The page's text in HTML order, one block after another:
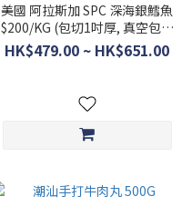
美國 阿拉斯加 SPC 深海銀鱈魚
$200/KG (包切1吋厚, 真空包裝
1-2件/PACK) *(折扣不適用)
HK$479.00 ~ HK$651.00